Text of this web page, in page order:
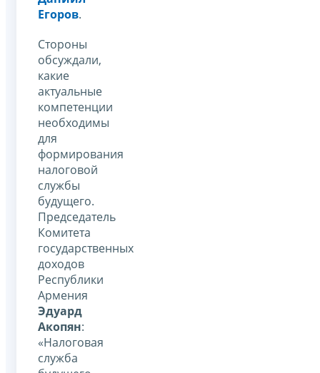
Егоров.
Стороны
обсуждали,
какие
актуальные
компетенции
необходимы
для
формирования
налоговой
службы
будущего.
Председатель
Комитета
государственных
доходов
Республики
Армения
Эдуард
Акопян:
«Налоговая
служба